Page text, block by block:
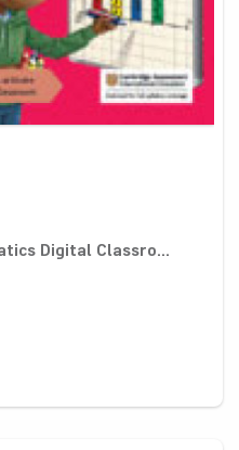
Digital Classro...